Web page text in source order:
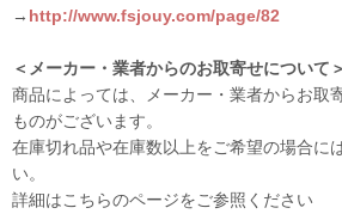
→ http://www.fsjouy.com/page/82
＜メーカー・業者からのお取寄せについて＞
商品によっては、メーカー・業者からお取
ものがございます。
在庫切れ品や在庫数以上をご希望の場合に
い。
詳細はこちらのページをご参照ください